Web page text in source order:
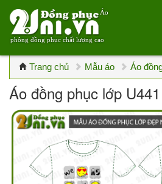
Áo
phông đồng phục chất lượng cao
Trang chủ Mẫu áo Áo
Áo đồng phục lớp U441